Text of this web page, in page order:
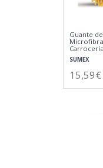
Guante
de
SUMEX
15,59€